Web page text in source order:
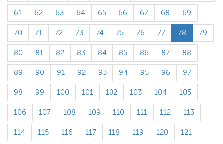
61 62 63 64 65 66 67 68 69
70 71 72 73 74 75 76 77 78 79
80 81 82 83 84 85 86 87 88
89 90 91 92 93 94 95 96 97
98 99 100 101 102 103 104 105
106 107 108 109 110 111 112 113
114 115 116 117 118 119 120 121